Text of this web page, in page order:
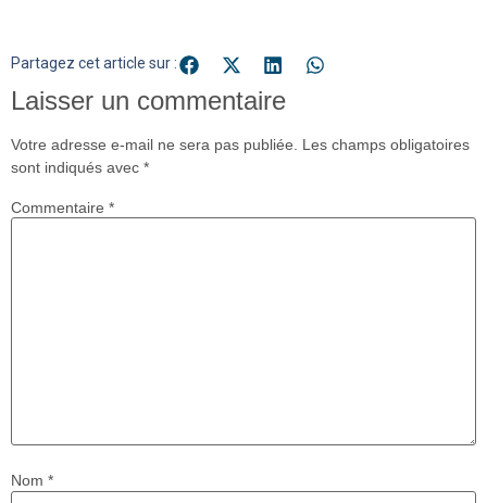
Partagez cet article sur :
Laisser un commentaire
Votre adresse e-mail ne sera pas publiée.
Les champs obligatoires
sont indiqués avec *
Commentaire *
Nom *